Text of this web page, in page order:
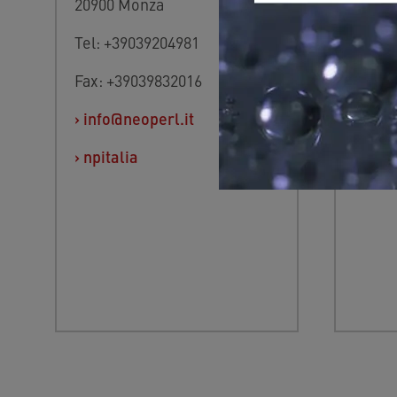
Tel: +39039204981
Fax: +39039832016
› info@neoperl.it
› npitalia
9300
Tel: